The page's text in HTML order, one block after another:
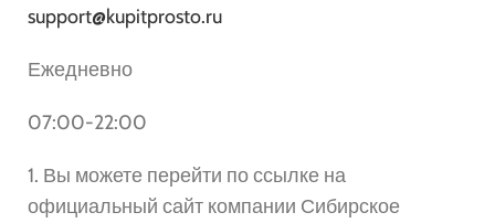
support@kupitprosto.ru
Ежедневно
07:00-22:00
1. Вы можете перейти по ссылке на
официальный сайт компании Сибирское